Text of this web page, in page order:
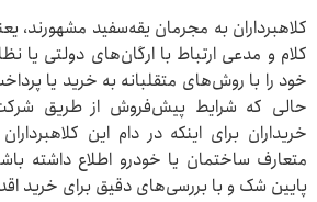
کلاهبرداران به مجرمان یقه‌سفید
کلام و مدعی ارتباط با ارگان‌های دولتی
خود را با روش‌های متقلبانه به خرید یا
حالی که شرایط پیش‌فروش از طریق
خریداران برای اینکه در دام این
متعارف ساختمان یا خودرو اطلاع داشته
پایین شک و با بررسی‌های دقیق برای خرید